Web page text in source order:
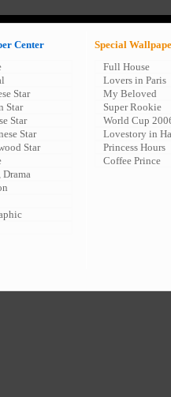
Center
Star
Star
Star
Star
Star
Drama
Special
Full House
Lovers in Paris
My Beloved
Super Rookie
World Cup
Lovestory in
Princess Hours
Coffee Prince